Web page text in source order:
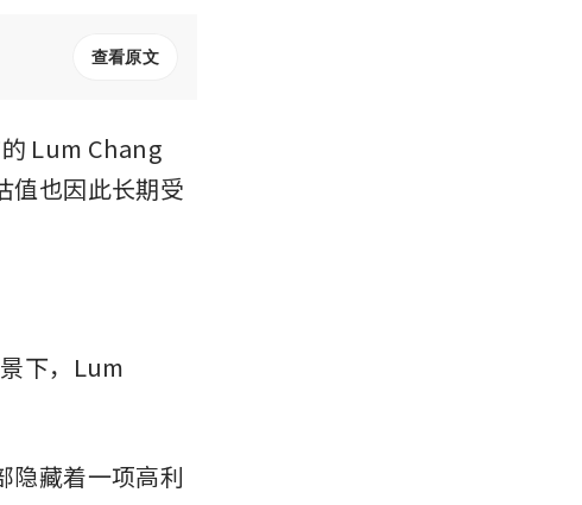
查看原文
Lum Chang
值也因此长期受
下，Lum
隐藏着一项高利